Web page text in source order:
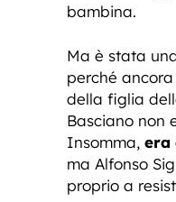
bambina.
Ma è stata
perché
della figlia
Basciano non
Insomma, era
ma Alfonso
proprio a